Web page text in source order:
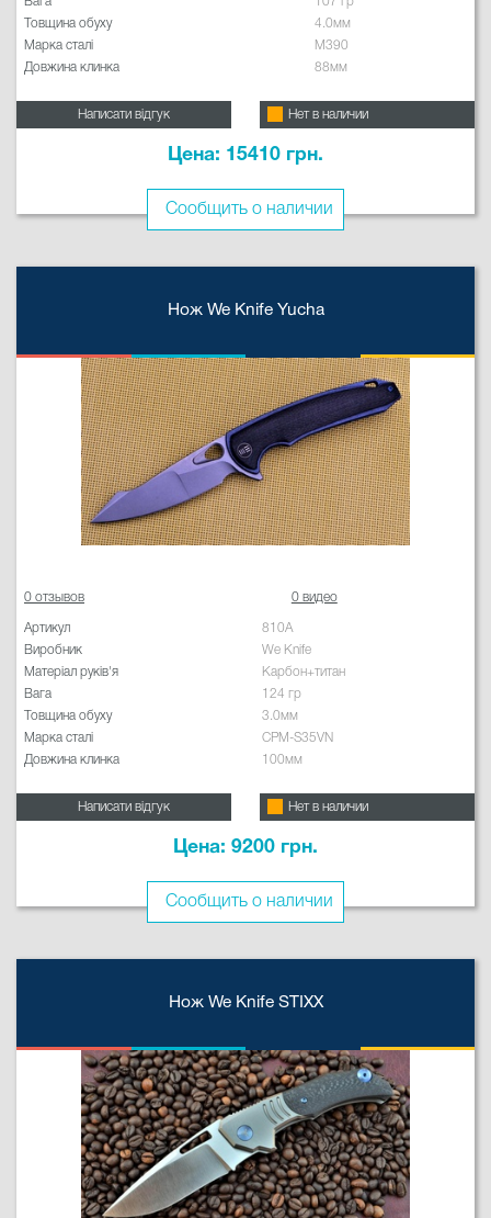
Товщина обуху
4.0мм
Марка сталі
M390
Довжина клинка
88мм
Написати відгук Нет в наличии
Цена: 15410 грн.
Сообщить о наличии
Нож We Knife Yucha
0 отзывов 0 видео
Артикул
810A
Виробник
We Knife
Матеріал руків'я
Карбон+титан
Вага
124 гр
Товщина обуху
3.0мм
Марка сталі
CPM-S35VN
Довжина клинка
100мм
Написати відгук Нет в наличии
Цена: 9200 грн.
Сообщить о наличии
Нож We Knife STIXX